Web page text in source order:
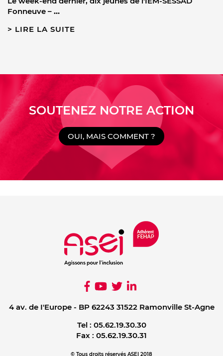
Fonneuve – …
LIRE LA SUITE
SOUTENEZ NOTRE ACTION
OUI, MAIS COMMENT ?
4 av. de I'Europe - BP 62243 31522 Ramonville St-Agne
Tel : 05.62.19.30.30
Fax : 05.62.19.30.31
© Tous droits réservés ASEI 2018